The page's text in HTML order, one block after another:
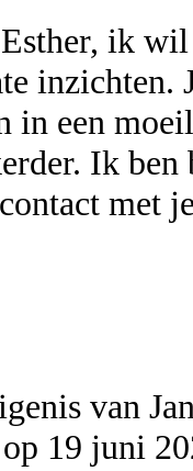
ik
inzichten.
in een
Ik
met
op 19 juni